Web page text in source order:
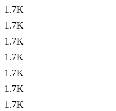
1.7K
1.7K
1.7K
1.7K
1.7K
1.7K
1.7K